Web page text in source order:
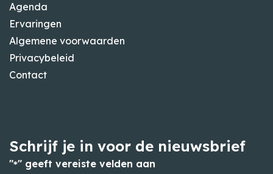
Agenda
Ervaringen
Algemene voorwaarden
Privacybeleid
Contact
Schrijf je in voor de nieuwsbrief
"*" geeft vereiste velden aan